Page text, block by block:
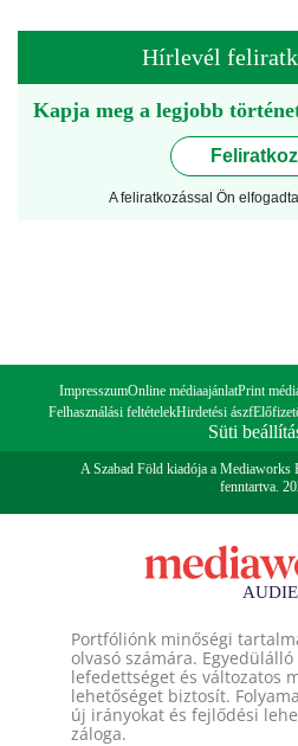
Hírlevél
Kapja meg a legjobb
A feliratkozással Ön
ImpresszumOnline médiaajánlatPrint
Felhasználási feltételekHirdetési ászf
Süti
A Szabad Föld kiadója a
fenntartva.
Portfóliónk minőségi
olvasó számára.
lefedettséget és változatos
lehetőséget biztosít.
új irányokat és fejlődési
záloga.